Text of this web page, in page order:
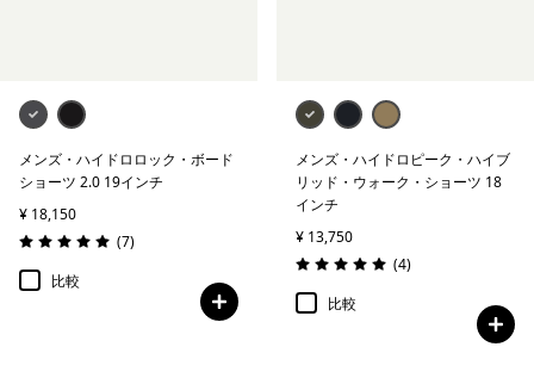
メンズ・ハイドロロック・ボード
ショーツ 2.0 19インチ
¥ 18,150
評価: 5.0 / 5
(7レビュー
)
比較
メンズ・ハイドロピーク・ハイブ
リッド・ウォーク・ショーツ 18
インチ
¥ 13,750
評価: 5.0 / 5
(4レビュー
)
比較